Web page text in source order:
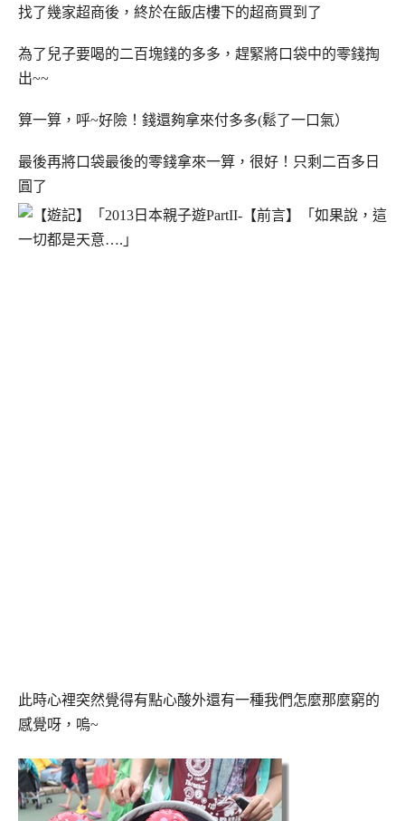
找了幾家超商後，終於在飯店樓下的超商買到了
為了兒子要喝的二百塊錢的多多，趕緊將口袋中的零錢掏
出~~
算一算，呼~好險！錢還夠拿來付多多(鬆了一口氣）
最後再將口袋最後的零錢拿來一算，很好！只剩二百多日
圓了
此時心裡突然覺得有點心酸外還有一種我們怎麼那麼窮的
感覺呀，嗚~